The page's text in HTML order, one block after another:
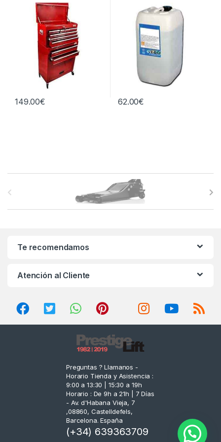
149.00€ 62.00€
a
Te recomendamos
Atención al Cliente
Preguntas ? Llamanos -
Horario Tienda y Asistencia :
9:00 a 13:30 | 15:30 a 19h
Horario : De 9h a 21h | 7 Días
- Av. d'Habana Vieja, 7
,08860, Castelldefels,
Barcelona. España
(+34) 639363709